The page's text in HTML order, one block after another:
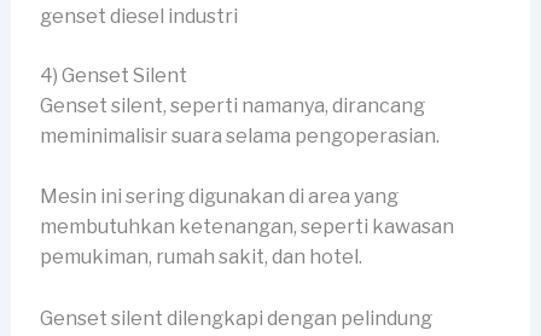
genset diesel industri
4) Genset Silent
Genset silent, seperti namanya, dirancang
meminimalisir suara selama pengoperasian.
Mesin ini sering digunakan di area yang
membutuhkan ketenangan, seperti kawasan
pemukiman, rumah sakit, dan hotel.
Genset silent dilengkapi dengan pelindung